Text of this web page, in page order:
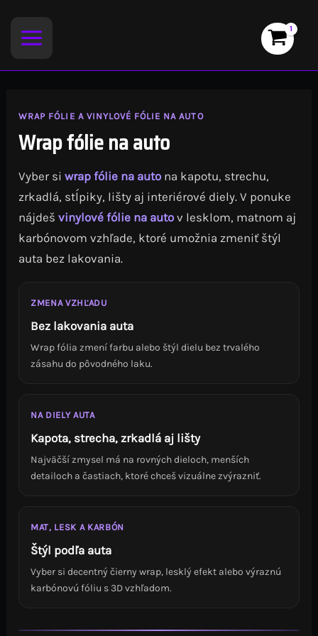
obsah
WRAP FÓLIE A VINYLOVÉ FÓLIE NA AUTO
Wrap fólie na auto
Vyber siwrap fólie na auto na kapotu, strechu,
zrkadlá, stĺpiky, lišty aj interiérové diely. V ponuke
nájdešvinylové fólie na auto v lesklom, matnom aj
karbónovom vzhľade, ktoré umožnia zmeniť štýl
auta bez lakovania.
ZMENA VZHĽADU
Bez lakovania auta
Wrap fólia zmení farbu alebo štýl dielu bez trvalého
zásahu do pôvodného laku.
NA DIELY AUTA
Kapota, strecha, zrkadlá aj lišty
Najväčší zmysel má na rovných dieloch, menších
detailoch a častiach, ktoré chceš vizuálne zvýrazniť.
MAT, LESK A KARBÓN
Štýl podľa auta
Vyber si decentný čierny wrap, lesklý efekt alebo výraznú
karbónovú fóliu s 3D vzhľadom.